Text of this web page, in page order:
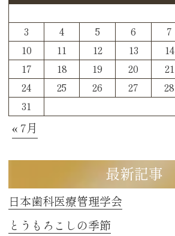
3
4 5 6 7
10
11 12 13 14
17
18 19 20 21
24
25 26 27 28
31
« 7月
最新記事
日本歯科医療管理学会
とうもろこしの季節